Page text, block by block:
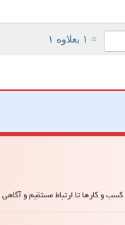
= ۱ بعلاوه ۱
کارها تا ارتباط مستقیم و آگاهی